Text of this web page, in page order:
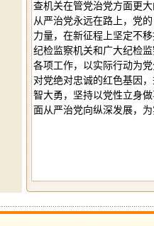
查机关在管党治党方面更
从严治党永远在路上，党
力量，在新征程上坚定不
纪检监察机关和广大纪检
各项工作，以实际行动为
对党绝对忠诚的红色基因
智大勇，坚持以党性立身
面从严治党向纵深发展，